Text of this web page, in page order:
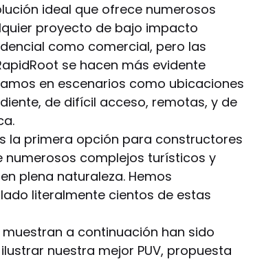
ideal que ofrece numerosos
proyecto de bajo impacto
como comercial, pero las
se hacen más evidente
en escenarios como ubicaciones
de difícil acceso, remotas, y de
la primera opción para constructores
numerosos complejos turísticos y
plena naturaleza. Hemos
literalmente cientos de estas
muestran a continuación han sido
nuestra mejor PUV, propuesta